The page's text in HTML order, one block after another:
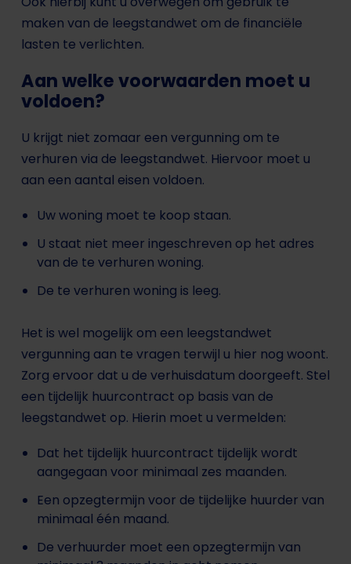
maken van de leegstandwet om de financiële
lasten te verlichten.
Aan welke voorwaarden moet u
voldoen?
U krijgt niet zomaar een vergunning om te
verhuren via de leegstandwet. Hiervoor moet u
aan een aantal eisen voldoen.
Uw woning moet te koop staan.
U staat niet meer ingeschreven op het adres
van de te verhuren woning.
De te verhuren woning is leeg.
Het is wel mogelijk om een leegstandwet
vergunning aan te vragen terwijl u hier nog woont.
Zorg ervoor dat u de verhuisdatum doorgeeft. Stel
een tijdelijk huurcontract op basis van de
leegstandwet op. Hierin moet u vermelden:
Dat het tijdelijk huurcontract tijdelijk wordt
aangegaan voor minimaal zes maanden.
Een opzegtermijn voor de tijdelijke huurder van
minimaal één maand.
De verhuurder moet een opzegtermijn van